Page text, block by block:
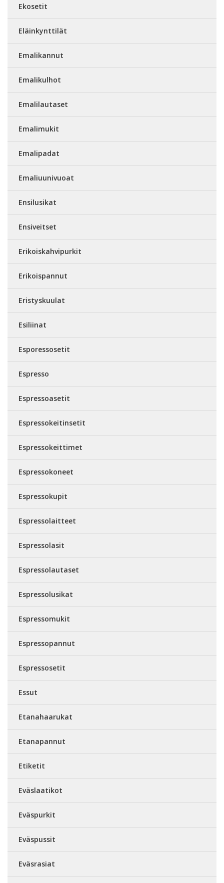
Ekosetit
Eläinkynttilät
Emalikannut
Emalikulhot
Emalilautaset
Emalimukit
Emalipadat
Emaliuunivuoat
Ensilusikat
Ensiveitset
Erikoiskahvipurkit
Erikoispannut
Eristyskuulat
Esiliinat
Esporessosetit
Espresso
Espressoasetit
Espressokeitinsetit
Espressokeittimet
Espressokoneet
Espressokupit
Espressolaitteet
Espressolasit
Espressolautaset
Espressolusikat
Espressomukit
Espressopannut
Espressosetit
Essut
Etanahaarukat
Etanapannut
Etiketit
Eväslaatikot
Eväspurkit
Eväspussit
Eväsrasiat